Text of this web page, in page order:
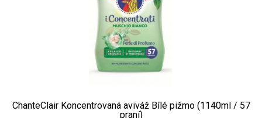
ChanteClair Koncentrovaná aviváž Bílé pižmo (1140ml / 57
praní)